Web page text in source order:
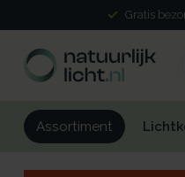
Gratis
Assortiment